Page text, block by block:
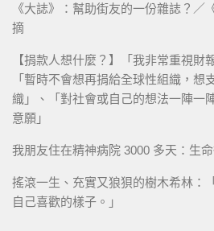
《大誌》：幫助街友的一份雜誌？／
摘
【捐款人想什麼？】「我非常重視財
「暫時不會想再捐給全球性組織，想
織」、「對社會或自己的想法一陣一
意願」
我朋友住在精神病院 3000 多天：生
搖滾一生、充實又狼狽的樹木希林：
自己喜歡的樣子。」